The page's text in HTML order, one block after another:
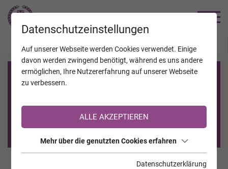
Registrierung auf TrauerHilfe.it
Sie sind noch nicht auf TrauerHilfe.it registriert?
>> zur kostenlosen Registrierung <<
Datenschutzeinstellungen
Auf unserer Webseite werden Cookies verwendet. Einige
davon werden zwingend benötigt, während es uns andere
ermöglichen, Ihre Nutzererfahrung auf unserer Webseite
zu verbessern.
ALLE AKZEPTIEREN
Mehr über die genutzten Cookies erfahren
Datenschutzerklärung
JAHRESTAGE KALENDER VERSTORBENE